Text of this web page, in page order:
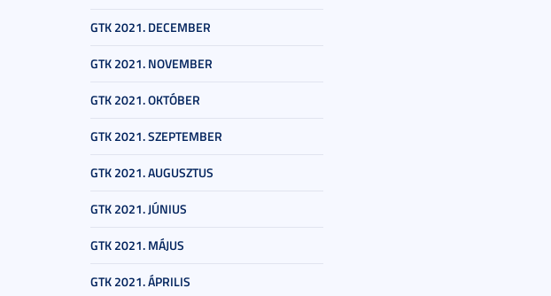
GTK 2021. DECEMBER
GTK 2021. NOVEMBER
GTK 2021. OKTÓBER
GTK 2021. SZEPTEMBER
GTK 2021. AUGUSZTUS
GTK 2021. JÚNIUS
GTK 2021. MÁJUS
GTK 2021. ÁPRILIS